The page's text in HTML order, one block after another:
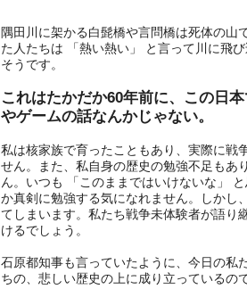
隅田川に架かる白髭橋や言問橋は死体の山
た人たちは 「熱い熱い」 と言って川に飛
そうです。
これはたかだか60年前に、この日
やゲームの話なんかじゃない。
私は核家族で育ったこともあり、実際に戦
せん。また、私自身の歴史の勉強不足もあ
ん。いつも 「このままではいけないな」
か真剣に勉強する気になれません。しかし
てしまいます。私たち戦争未体験者が語り
けるでしょう。
石原都知事も言っていたように、今日の私
ちの、悲しい歴史の上に成り立っているので